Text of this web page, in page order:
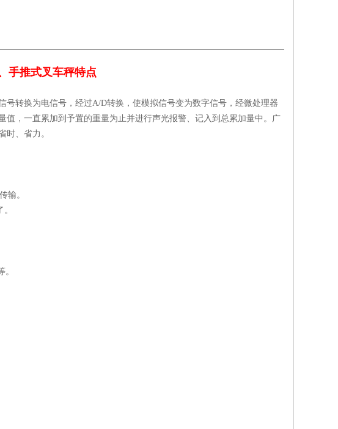
手推式叉车秤特点
转换为电信号，经过A/D转换，使模拟信号变为数字信号，经微处理器
，一直累加到予置的重量为止并进行声光报警、记入到总累加量中。广
时、省力。
输。